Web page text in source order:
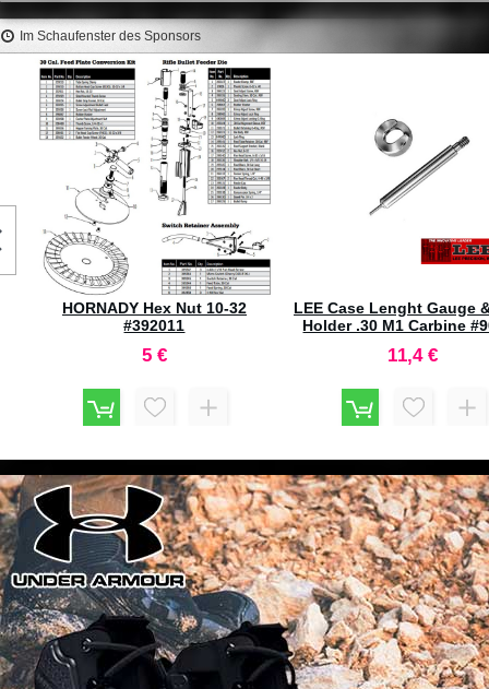
Im Schaufenster des Sponsors
HORNADY Pusher Tip Cam Rod
Ap Case Feeder #398371
7,2 €